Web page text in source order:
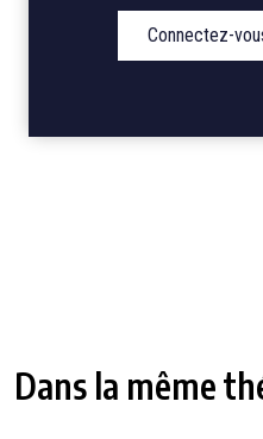
Connectez-
Dans la même